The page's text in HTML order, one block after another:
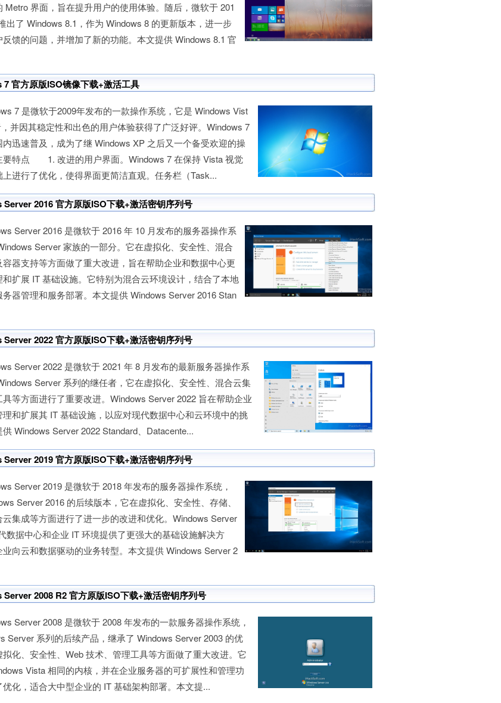
Metro 界面，旨在提升用户的使用体验。随后，微软于 201
出了 Windows 8.1，作为 Windows 8 的更新版本，进一步
馈的问题，并增加了新的功能。本文提供 Windows 8.1 官
官方原版ISO镜像下载+激活工具
7 是微软于2009年发布的一款操作系统，它是 Windows Vist
并因其稳定性和出色的用户体验获得了广泛好评。Windows 7
迅速普及，成为了继 Windows XP 之后又一个备受欢迎的操
要特点 1. 改进的用户界面。Windows 7 在保持 Vista 视觉
上进行了优化，使得界面更简洁直观。任务栏（Task...
2016 官方原版ISO下载+激活密钥序列号
Server 2016 是微软于 2016 年 10 月发布的服务器操作系
Server 家族的一部分。它在虚拟化、安全性、混合
容器支持等方面做了重大改进，旨在帮助企业和数据中心更
和扩展 IT 基础设施。它特别为混合云环境设计，结合了本地
器管理和服务部署。本文提供 Windows Server 2016 Stan
2022 官方原版ISO下载+激活密钥序列号
Server 2022 是微软于 2021 年 8 月发布的最新服务器操作系
Server 系列的继任者，它在虚拟化、安全性、混合云集
具等方面进行了重要改进。Windows Server 2022 旨在帮助企业
理和扩展其 IT 基础设施，以应对现代数据中心和云环境中的挑
Windows Server 2022 Standard、Datacente...
2019 官方原版ISO下载+激活密钥序列号
Server 2019 是微软于 2018 年发布的服务器操作系统，
Server 2016 的后续版本，它在虚拟化、安全性、存储、
云集成等方面进行了进一步的改进和优化。Windows Server
数据中心和企业 IT 环境提供了更强大的基础设施解决方
向云和数据驱动的业务转型。本文提供 Windows Server 2
2008 R2 官方原版ISO下载+激活密钥序列号
Server 2008 是微软于 2008 年发布的一款服务器操作系统，
Server 系列的后续产品，继承了 Windows Server 2003 的优
拟化、安全性、Web 技术、管理工具等方面做了重大改进。它
Vista 相同的内核，并在企业服务器的可扩展性和管理功
化，适合大中型企业的 IT 基础架构部署。本文提...